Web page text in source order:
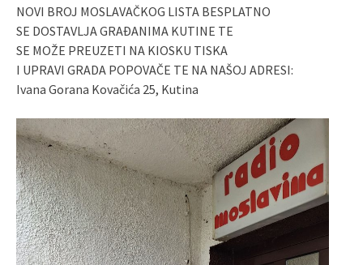
NOVI BROJ MOSLAVAČKOG LISTA BESPLATNO
SE DOSTAVLJA GRAĐANIMA KUTINE TE
SE MOŽE PREUZETI NA KIOSKU TISKA
I UPRAVI GRADA POPOVAČE TE NA NAŠOJ ADRESI:
Ivana Gorana Kovačića 25, Kutina